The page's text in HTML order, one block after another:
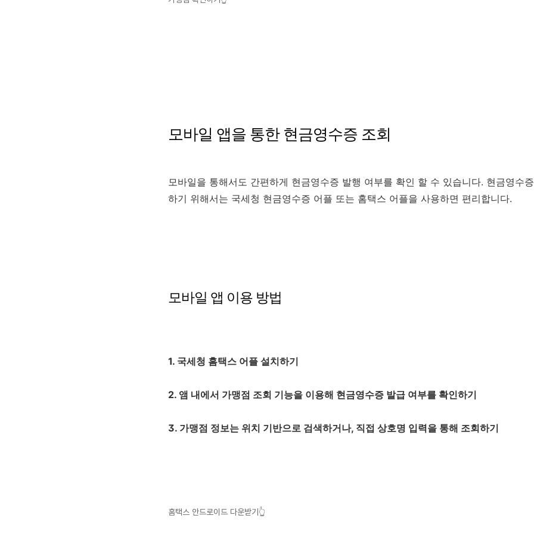
모바일 앱을 통한 현금영수증 조회
모바일을 통해서도 간편하게 현금영수증 발행 여부를 확인 할 수 있습니다. 현금영수
하기 위해서는 국세청 현금영수증 어플 또는 홈택스 어플을 사용하면 편리합니다.
모바일 앱 이용 방법
1. 국세청 홈택스 어플 설치하기
2. 앰 내에서 가맹점 조회 기능을 이용해 현금영수증 발급 여부를 확인하기
3. 가맹점 정보는 위치 기반으로 검색하거나, 직접 상호명 입력을 통해 조회하기
홈택스 안드로이드 다운받기👆